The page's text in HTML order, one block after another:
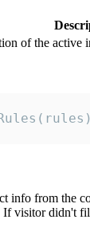
of the active
info from the
If visitor didn't